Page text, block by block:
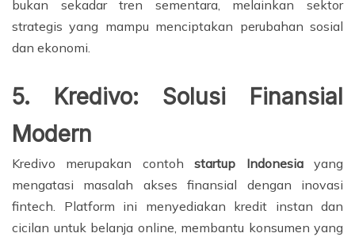
bukan sekadar tren sementara, melainkan sektor
strategis yang mampu menciptakan perubahan sosial
dan ekonomi.
5. Kredivo: Solusi Finansial
Modern
Kredivo merupakan contohstartup Indonesiayang
mengatasi masalah akses finansial dengan inovasi
fintech. Platform ini menyediakan kredit instan dan
cicilan untuk belanja online, membantu konsumen yang